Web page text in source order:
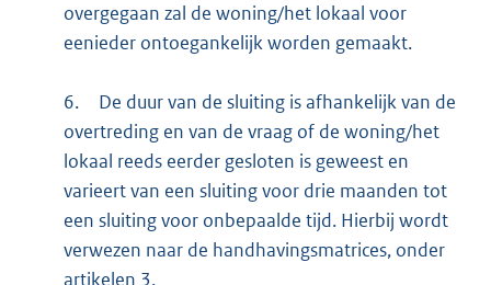
overgegaan zal de woning/het lokaal voor
eenieder ontoegankelijk worden gemaakt.
6.
De duur van de sluiting is afhankelijk van de
overtreding en van de vraag of de woning/het
lokaal reeds eerder gesloten is geweest en
varieert van een sluiting voor drie maanden tot
een sluiting voor onbepaalde tijd. Hierbij wordt
verwezen naar de handhavingsmatrices, onder
artikelen 3.